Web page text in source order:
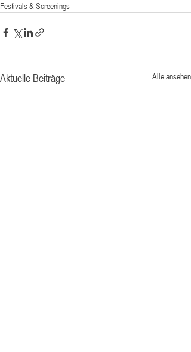
Festivals & Screenings
Aktuelle Beiträge Alle ansehen